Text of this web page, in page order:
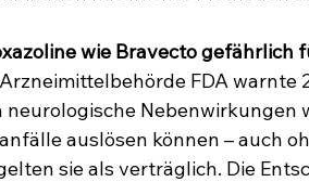
wie Bravecto gefährlich
FDA warnte
neurologische
auslösen können – auch
sie als verträglich. Die